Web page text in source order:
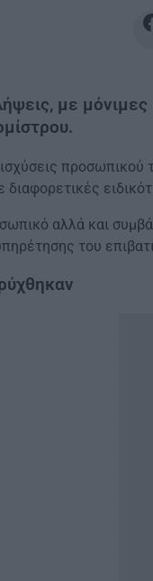
με μόνιμες
διαφορετικές
αλλά και
του